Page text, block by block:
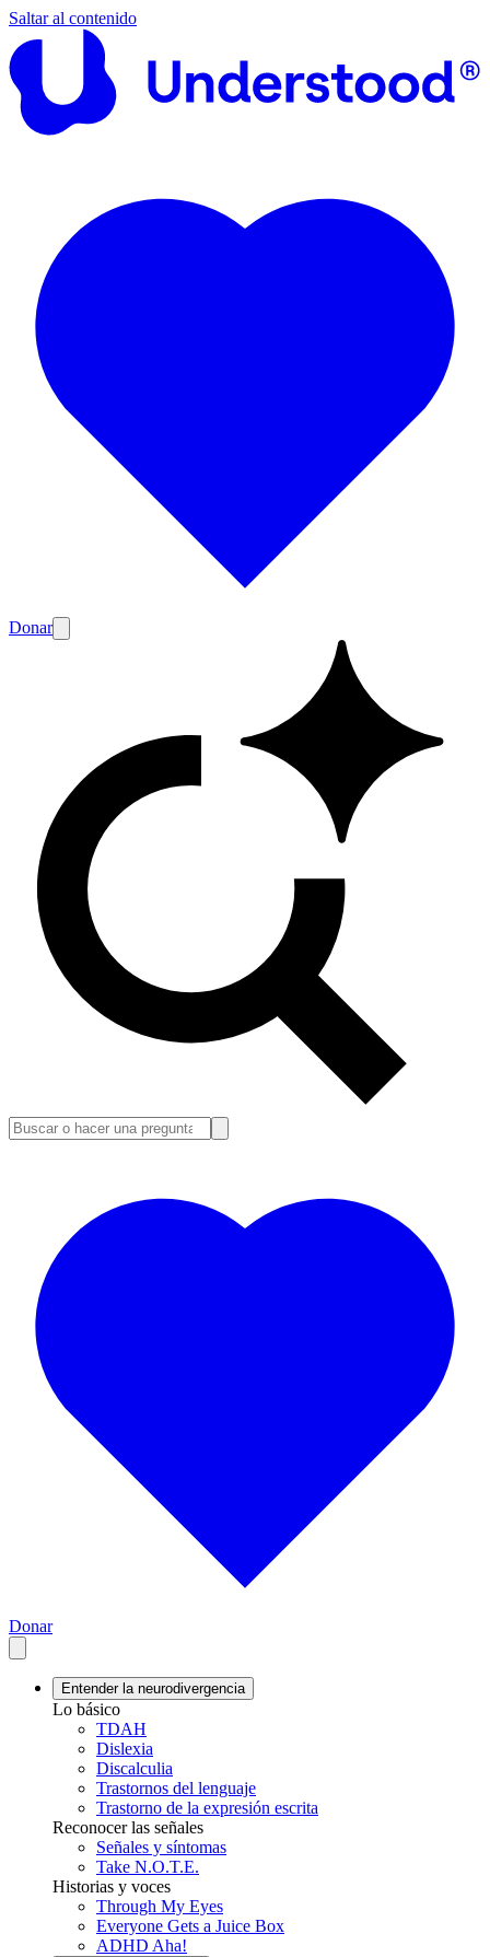
Saltar al contenido
Donar
Donar
Entender la neurodivergencia
Lo básico
TDAH
Dislexia
Discalculia
Trastornos del lenguaje
Trastorno de la expresión escrita
Reconocer las señales
Señales y síntomas
Take N.O.T.E.
Historias y voces
Through My Eyes
Everyone Gets a Juice Box
ADHD Aha!